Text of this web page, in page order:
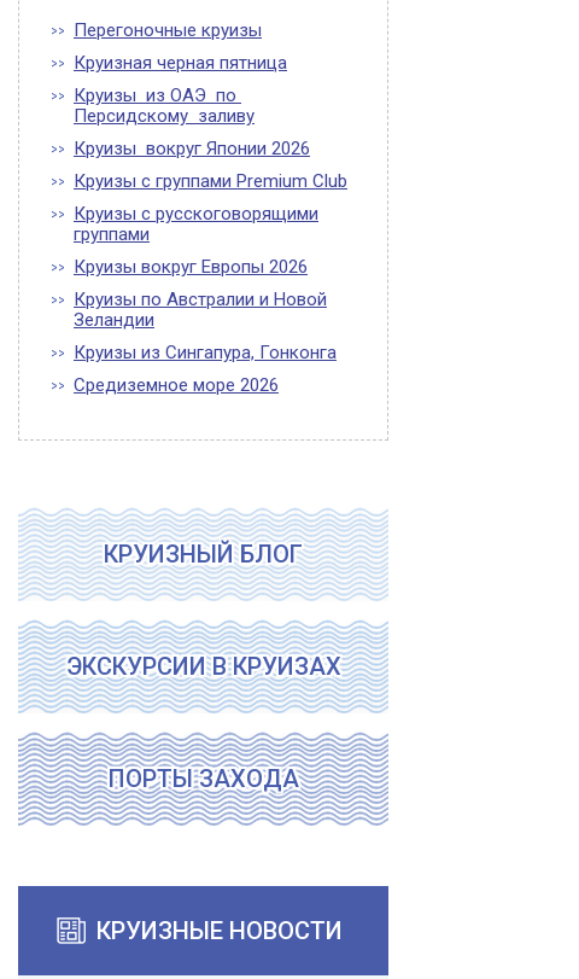
Перегоночные круизы
Круизная черная пятница
Круизы из ОАЭ по
Персидскому заливу
Круизы вокруг Японии 2026
Круизы с группами Premium Club
Круизы с русскоговорящими
группами
Круизы вокруг Европы 2026
Круизы по Австралии и Новой
Зеландии
Круизы из Сингапура, Гонконга
Средиземное море 2026
КРУИЗНЫЙ БЛОГ
ЭКСКУРСИИ В КРУИЗАХ
ПОРТЫ ЗАХОДА
КРУИЗНЫЕ НОВОСТИ